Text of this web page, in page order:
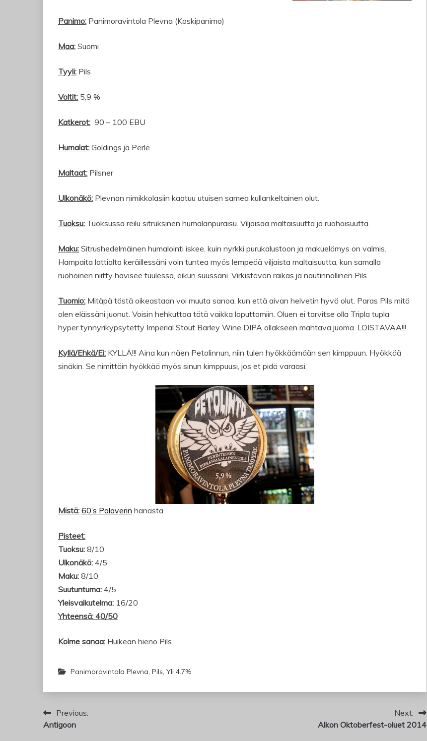
Panimo: Panimoravintola Plevna (Koskipanimo)
Maa: Suomi
Tyyli: Pils
Voltit: 5,9 %
Katkerot: 90 – 100 EBU
Humalat: Goldings ja Perle
Maltaat: Pilsner
Ulkonäkö: Plevnan nimikkolasiin kaatuu utuisen samea kullankeltainen olut.
Tuoksu: Tuoksussa reilu sitruksinen humalanpuraisu. Viljaisaa maltaisuutta ja ruohoisuutta.
Maku: Sitrushedelmäinen humalointi iskee, kuin nyrkki purukalustoon ja makuelämys on valmis.
Hampaita lattialta keräillessäni voin tuntea myös lempeää viljaista maltaisuutta, kun samalla
ruohoinen niitty havisee tuulessa, eikun suussani. Virkistävän raikas ja nautinnollinen Pils.
Tuomio: Mitäpä tästä oikeastaan voi muuta sanoa, kun että aivan helvetin hyvä olut. Paras Pils mitä
olen eläissäni juonut. Voisin hehkuttaa tätä vaikka loputtomiin. Oluen ei tarvitse olla Tripla tupla
hyper tynnyrikypsytetty Imperial Stout Barley Wine DIPA ollakseen mahtava juoma. LOISTAVAA!!!
Kyllä/Ehkä/Ei: KYLLÄ!!! Aina kun näen Petolinnun, niin tulen hyökkäämään sen kimppuun. Hyökkää
sinäkin. Se nimittäin hyökkää myös sinun kimppuusi, jos et pidä varaasi.
Mistä: 60’s Palaverin hanasta
Pisteet:
Tuoksu: 8/10
Ulkonäkö: 4/5
Maku: 8/10
Suutuntuma: 4/5
Yleisvaikutelma: 16/20
Yhteensä: 40/50
Kolme sanaa: Huikean hieno Pils
Panimoravintola Plevna, Pils, Yli 4.7%
Artikkelien
selaus
Previous:
Antigoon
Next:
Alkon Oktoberfest-oluet 2014